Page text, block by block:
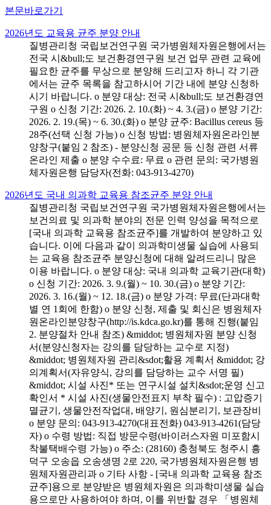
본문바로가기
2026년도 교육용 균주 분양 안내
질병관리청 국립보건연구원 국가병원체자원은행에서는
전국 시&bull;도 보건환경연구원 보건 업무 관련 교육에
필요한 균주를 무상으로 분양해 드리고자 하니 각 기관
에서는 균주 목록을 참고하시어 기간 내에 분양 신청하
시기 바랍니다. o 분양 대상: 전국 시&bull;도 보건환경연
구원 o 신청 기간: 2026. 2. 10.(화) ~ 4. 3.(금) o 분양 기간:
2026. 2. 19.(목) ~ 6. 30.(화) o 분양 균주: Bacillus cereus 등
28주(선택 신청 가능) o 신청 방법: 병원체자원온라인분
양창구(붙임 2 참조) - 분양신청 공문 등 신청 관련 서류
온라인 제출 o 분양 수수료: 무료 o 관련 문의: 국가병원
체자원은행 담당자(전화: 043-913-4270)
2026년도 국내 의과학 교육용 참조균주 분양 안내
질병관리청 국립보건연구원 국가병원체자원은행에서는
보건의료 및 의과학 분야의 전문 인력 양성을 목적으로
[국내 의과학 교육용 참조균주]를 개발하여 분양하고 있
습니다. 이에 다음과 같이 의과학미생물 실습에 사용되
는 교육용 참조균주 분양신청에 대해 알려드리니 많은
이용 바랍니다. o 분양 대상: 국내 의과학 교육기관(대학)
o 신청 기간: 2026. 3. 9.(월) ~ 10. 30.(금) o 분양 기간:
2026. 3. 16.(월) ~ 12. 18.(금) o 분양 가격: 무료(단과대학
별 연 1회에 한함) o 분양 신청, 제출 및 회신은 병원체자
원온라인분양창구(http://is.kdca.go.kr)를 통해 진행(붙임
2. 분양절차 안내 참조) &middot; 병원체자원 분양 신청
서(분양신청자는 강의를 담당하는 교수로 지정)
&middot; 병원체자원 관리&sdot;활용 계획서 &middot; 강
의계획서(자유양식, 강의를 담당하는 교수 서명 필)
&middot; 시설 사진* 또는 연구시설 설치&sdot;운영 신고
확인서 * 시설 사진(생물안전표지 부착 필수) : 고압증기
멸균기, 생물안전작업대, 배양기, 원심분리기, 보관장비
o 분양 문의: 043-913-4270(대표전화) 043-913-4261(담당
자) o 수령 방법: 직접 방문수령(바이러스자원 미포함시
착불택배수령 가능) o 주소: (28160) 충청북도 청주시 흥
덕구 오송읍 오송생명 2로 220, 국가병원체자원은행 병
원체자원관리과 o 기타 사항 - [국내 의과학 교육용 참조
균주]용으로 분양받은 병원체자원은 의과학미생물 실습
용으로만 사용하여야 하며, 이를 위반할 경우 「병원체